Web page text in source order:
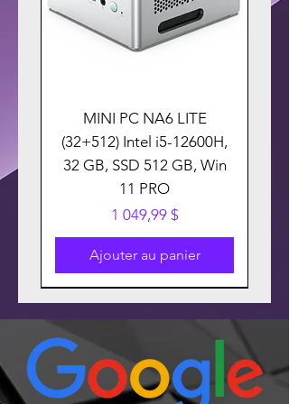
MINI PC NA6 LITE
(32+512) Intel i5-12600H,
32 GB, SSD 512 GB, Win
11 PRO
Prix
1 049,99 $
Ajouter au panier